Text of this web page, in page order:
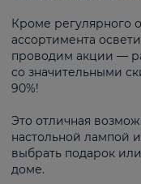
Кроме регулярного
ассортимента
проводим акции —
со значительными
90%!
Это отличная
настольной лампой
выбрать подарок
доме.